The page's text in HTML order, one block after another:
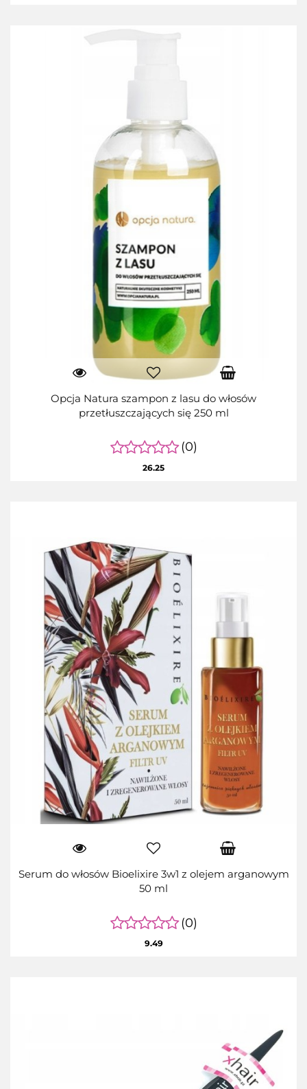
Opcja Natura szampon z lasu do włosów
przetłuszczających się 250 ml
(0)
26.25
Serum do włosów Bioelixire 3w1 z olejem arganowym
50 ml
(0)
9.49